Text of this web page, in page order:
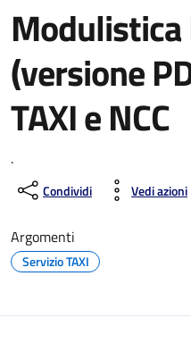
Modulistica
(versione
TAXI e NCC
.
Condividi Vedi azioni
Argomenti
Servizio TAXI